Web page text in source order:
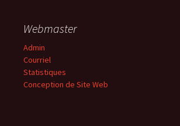
Webmaster
Admin
Courriel
Statistiques
Conception de Site Web